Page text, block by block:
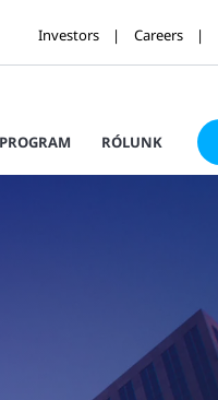
Investors Careers
RÓLUNK